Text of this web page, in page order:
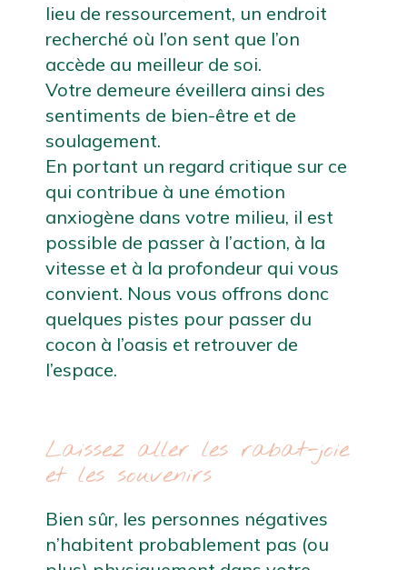
lieu de ressourcement, un endroit
recherché où l’on sent que l’on
accède au meilleur de soi.
Votre demeure éveillera ainsi des
sentiments de bien-être et de
soulagement.
En portant un regard critique sur ce
qui contribue à une émotion
anxiogène dans votre milieu, il est
possible de passer à l’action, à la
vitesse et à la profondeur qui vous
convient. Nous vous offrons donc
quelques pistes pour passer du
cocon à l’oasis et retrouver de
l’espace.
Laissez aller les rabat-joie
et les souvenirs
Bien sûr, les personnes négatives
n’habitent probablement pas (ou